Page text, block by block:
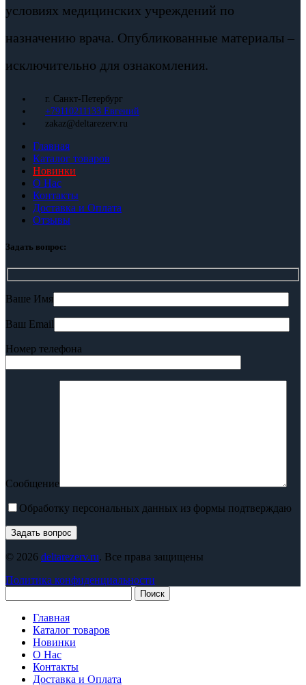
условиях медицинских учреждений по
назначению врача. Опубликованные материалы –
исключительно для ознакомления.
г. Санкт-Петербург
+79110211133 Евгений
zakaz@deltarezerv.ru
Главная
Каталог товаров
Новинки
О Нас
Контакты
Доставка и Оплата
Отзывы
Задать вопрос:
Ваше Имя
Ваш Email
Номер телефона
Сообщение
Обработку персональных данных из формы подтверждаю
© 2026 deltarezerv.ru. Все права защищены
Политика конфиденциальности
Поиск
Главная
Каталог товаров
Новинки
О Нас
Контакты
Доставка и Оплата